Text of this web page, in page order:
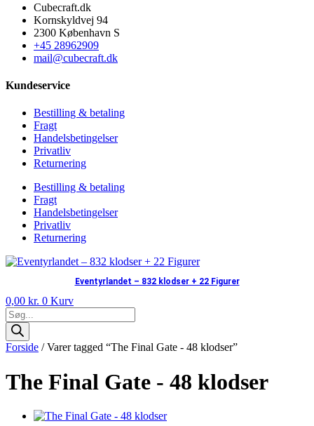
Cubecraft.dk
Kornskyldvej 94
2300 København S
+45 28962909
mail@cubecraft.dk
Kundeservice
Bestilling & betaling
Fragt
Handelsbetingelser
Privatliv
Returnering
Bestilling & betaling
Fragt
Handelsbetingelser
Privatliv
Returnering
Eventyrlandet – 832 klodser + 22 Figurer
0,00 kr. 0 Kurv
Products
search
Forside / Varer tagged “The Final Gate - 48 klodser”
The Final Gate - 48 klodser